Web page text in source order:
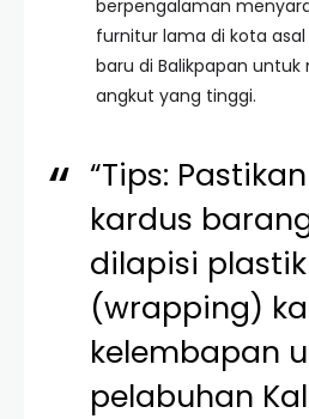
berpengalaman
furnitur lama di kota
baru di Balikpapan
angkut yang tinggi.
“Tips:
kardus
dilapisi plastik
(wrapping)
kelembapan
pelabuhan